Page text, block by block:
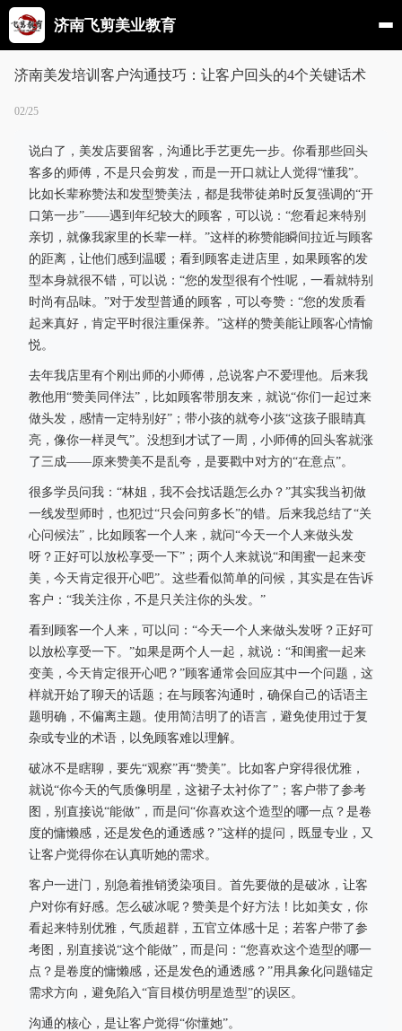
济南飞剪美业教育
济南美发培训客户沟通技巧：让客户回头的4个关键话术
02/25
说白了，美发店要留客，沟通比手艺更先一步。你看那些回头
客多的师傅，不是只会剪发，而是一开口就让人觉得“懂我”。
比如长辈称赞法和发型赞美法，都是我带徒弟时反复强调的“开
口第一步”——遇到年纪较大的顾客，可以说：“您看起来特别
亲切，就像我家里的长辈一样。”这样的称赞能瞬间拉近与顾客
的距离，让他们感到温暖；看到顾客走进店里，如果顾客的发
型本身就很不错，可以说：“您的发型很有个性呢，一看就特别
时尚有品味。”对于发型普通的顾客，可以夸赞：“您的发质看
起来真好，肯定平时很注重保养。”这样的赞美能让顾客心情愉
悦。
去年我店里有个刚出师的小师傅，总说客户不爱理他。后来我
教他用“赞美同伴法”，比如顾客带朋友来，就说“你们一起过来
做头发，感情一定特别好”；带小孩的就夸小孩“这孩子眼睛真
亮，像你一样灵气”。没想到才试了一周，小师傅的回头客就涨
了三成——原来赞美不是乱夸，是要戳中对方的“在意点”。
很多学员问我：“林姐，我不会找话题怎么办？”其实我当初做
一线发型师时，也犯过“只会问剪多长”的错。后来我总结了“关
心问候法”，比如顾客一个人来，就问“今天一个人来做头发
呀？正好可以放松享受一下”；两个人来就说“和闺蜜一起来变
美，今天肯定很开心吧”。这些看似简单的问候，其实是在告诉
客户：“我关注你，不是只关注你的头发。”
看到顾客一个人来，可以问：“今天一个人来做头发呀？正好可
以放松享受一下。”如果是两个人一起，就说：“和闺蜜一起来
变美，今天肯定很开心吧？”顾客通常会回应其中一个问题，这
样就开始了聊天的话题；在与顾客沟通时，确保自己的话语主
题明确，不偏离主题。使用简洁明了的语言，避免使用过于复
杂或专业的术语，以免顾客难以理解。
破冰不是瞎聊，要先“观察”再“赞美”。比如客户穿得很优雅，
就说“你今天的气质像明星，这裙子太衬你了”；客户带了参考
图，别直接说“能做”，而是问“你喜欢这个造型的哪一点？是卷
度的慵懒感，还是发色的通透感？”这样的提问，既显专业，又
让客户觉得你在认真听她的需求。
客户一进门，别急着推销烫染项目。首先要做的是破冰，让客
户对你有好感。怎么破冰呢？赞美是个好方法！比如美女，你
看起来特别优雅，气质超群，五官立体感十足；若客户带了参
考图，别直接说“这个能做”，而是问：“您喜欢这个造型的哪一
点？是卷度的慵懒感，还是发色的通透感？”用具象化问题锚定
需求方向，避免陷入“盲目模仿明星造型”的误区。
沟通的核心，是让客户觉得“你懂她”。